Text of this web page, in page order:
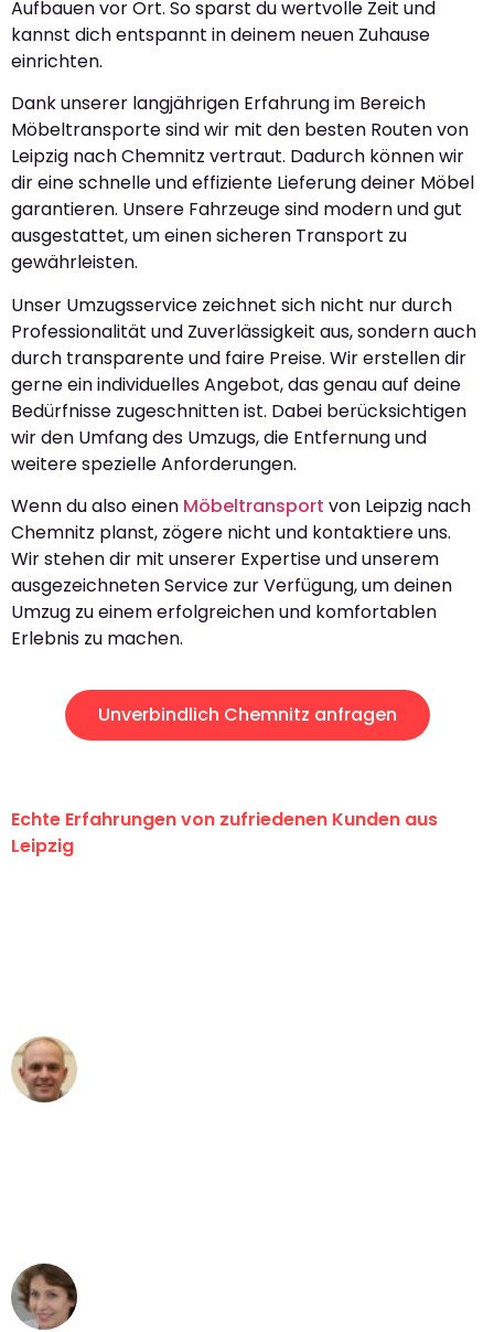
Aufbauen vor Ort. So sparst du wertvolle Zeit und
kannst dich entspannt in deinem neuen Zuhause
einrichten.
Dank unserer langjährigen Erfahrung im Bereich
Möbeltransporte sind wir mit den besten Routen von
Leipzig nach Chemnitz vertraut. Dadurch können wir
dir eine schnelle und effiziente Lieferung deiner Möbel
garantieren. Unsere Fahrzeuge sind modern und gut
ausgestattet, um einen sicheren Transport zu
gewährleisten.
Unser Umzugsservice zeichnet sich nicht nur durch
Professionalität und Zuverlässigkeit aus, sondern auch
durch transparente und faire Preise. Wir erstellen dir
gerne ein individuelles Angebot, das genau auf deine
Bedürfnisse zugeschnitten ist. Dabei berücksichtigen
wir den Umfang des Umzugs, die Entfernung und
weitere spezielle Anforderungen.
Wenn du also einen Möbeltransport von Leipzig nach
Chemnitz planst, zögere nicht und kontaktiere uns.
Wir stehen dir mit unserer Expertise und unserem
ausgezeichneten Service zur Verfügung, um deinen
Umzug zu einem erfolgreichen und komfortablen
Erlebnis zu machen.
Unverbindlich Chemnitz anfragen
Echte Erfahrungen von zufriedenen Kunden aus
Leipzig